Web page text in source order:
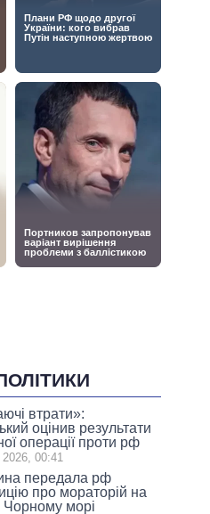
втрати»:
оцінив результати
операції проти рф
00:41
передала рф
про мораторій на
Чорному морі